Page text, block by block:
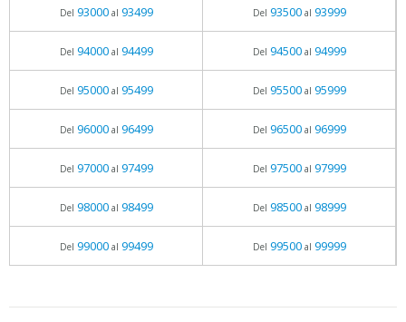
Del 93000al 93499 Del 93500al 93999
Del 94000al 94499 Del 94500al 94999
Del 95000al 95499 Del 95500al 95999
Del 96000al 96499 Del 96500al 96999
Del 97000al 97499 Del 97500al 97999
Del 98000al 98499 Del 98500al 98999
Del 99000al 99499 Del 99500al 99999